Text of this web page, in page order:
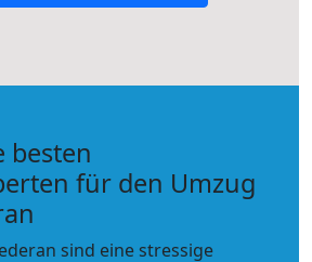
besten
für den Umzug
sind eine stressige